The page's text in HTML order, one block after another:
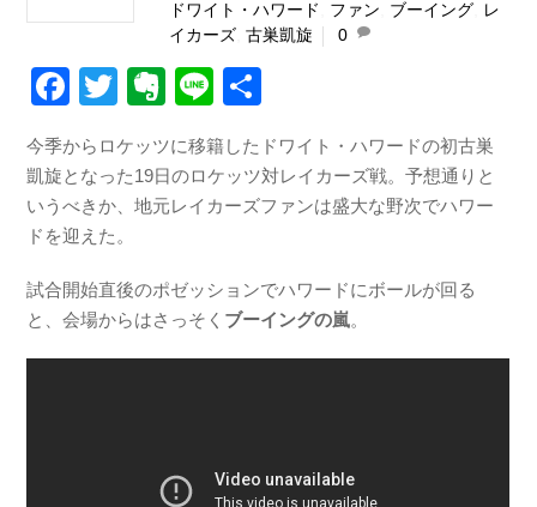
ドワイト・ハワード ファン ブーイング
レ
イカーズ ,古巣凱旋 0
F
c
e
b
o
o
k
T
tt
er
E
er
n
e
Li
e
今季からロケッツに移籍したドワイト・ハワードの初古巣
凱旋となった19日のロケッツ対レイカーズ戦。予想通りと
いうべきか、地元レイカーズファンは盛大な野次でハワー
ドを迎えた。
試合開始直後のポゼッションでハワードにボールが回る
と、会場からはさっそく ブーイングの嵐。